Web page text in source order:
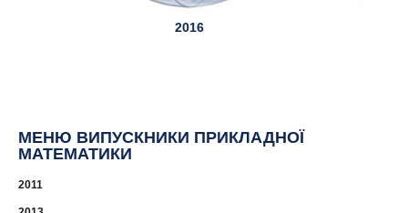
2016
МЕНЮ ВИПУСКНИКИ ПРИКЛАДНОЇ
МАТЕМАТИКИ
2011